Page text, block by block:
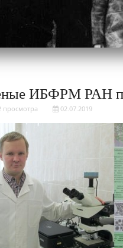
ИБФРМ РАН
просмотра 02.07.2019